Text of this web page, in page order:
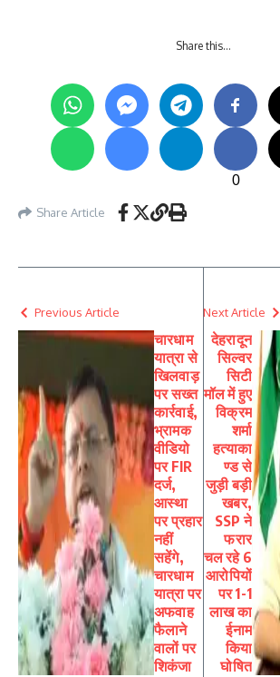
Share this…
0
Share Article
Previous Article
चारधाम
यात्रा से
खिलवाड़
पर सख्त
कार्रवाई,
भ्रामक
वीडियो
पर FIR
दर्ज,
आस्था
पर प्रहार
नहीं
सहेंगे,
चारधाम
यात्रा पर
अफवाह
फैलाने
वालों पर
शिकंजा
Next Article
देहरादून
सिल्वर
सिटी
मॉल में हुए
विक्रम
शर्मा
हत्याका
ण्ड से
जुड़ी बड़ी
खबर,‌
SSP ने
फरार
चल रहे 6
आरोपियों
पर 1-1
लाख का
ईनाम
किया
घोषित